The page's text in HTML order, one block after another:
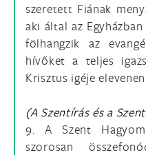
szeretett Fiának
aki által az
fölhangzik az
hívőket a teljes
Krisztus igéje
(A Szentírás és a
9. A Szent
szorosan